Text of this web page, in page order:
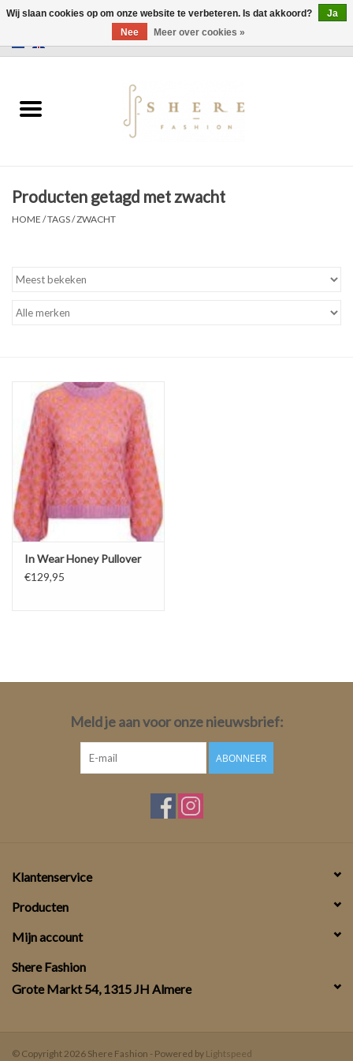
Jurken
Pakken
Accessoires
Merken
Producten getagd met zwacht
HOME /TAGS/ZWACHT
In Wear Honey Pullover
€129,95
Meld je aan voor onze nieuwsbrief:
ABONNEER
Klantenservice
Producten
Mijn account
Shere Fashion
Grote Markt 54, 1315 JH Almere
© Copyright 2026 Shere Fashion - Powered by Lightspeed
Wij slaan cookies op om onze website te verbeteren. Is dat akkoord?
Ja
Nee
Meer over cookies »